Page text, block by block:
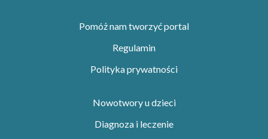
Pomóż nam tworzyć portal
Regulamin
Polityka prywatności
Nowotwory u dzieci
Diagnoza i leczenie